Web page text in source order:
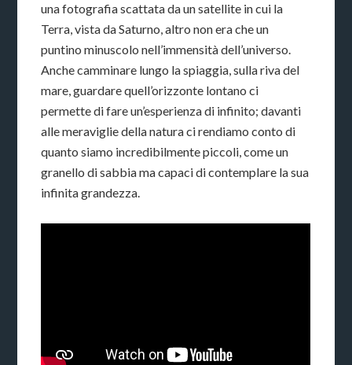
una fotografia scattata da un satellite in cui la
Terra, vista da Saturno, altro non era che un
puntino minuscolo nell’immensità dell’universo.
Anche camminare lungo la spiaggia, sulla riva del
mare, guardare quell’orizzonte lontano ci
permette di fare un’esperienza di infinito; davanti
alle meraviglie della natura ci rendiamo conto di
quanto siamo incredibilmente piccoli, come un
granello di sabbia ma capaci di contemplare la sua
infinita grandezza.